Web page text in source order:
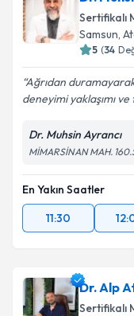
Sertifikalı
Samsun,
5 (34
Ağrıdan duramayarak
deneyimi yaklaşımı
Dr. Muhsin Ayrancı
MİMARSİNAN MAH.
En Yakın Saatler
11:30
Dr. Alp
Sertifikalı